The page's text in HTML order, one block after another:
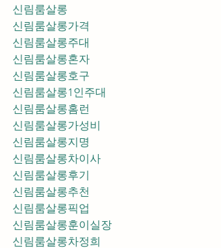
신림룸살롱
신림룸살롱가격
신림룸살롱주대
신림룸살롱혼자
신림룸살롱호구
신림룸살롱1인주대
신림룸살롱홈런
신림룸살롱가성비
신림룸살롱지명
신림룸살롱차이사
신림룸살롱후기
신림룸살롱추천
신림룸살롱훈이실장
신림룸살롱차정희